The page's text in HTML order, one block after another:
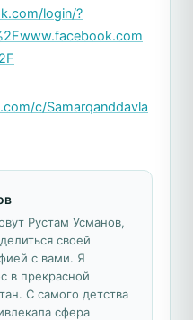
login/?
c/Samarqanddavla
Рустам Усманов,
своей
с вами. Я
в прекрасной
С самого детства
сфера